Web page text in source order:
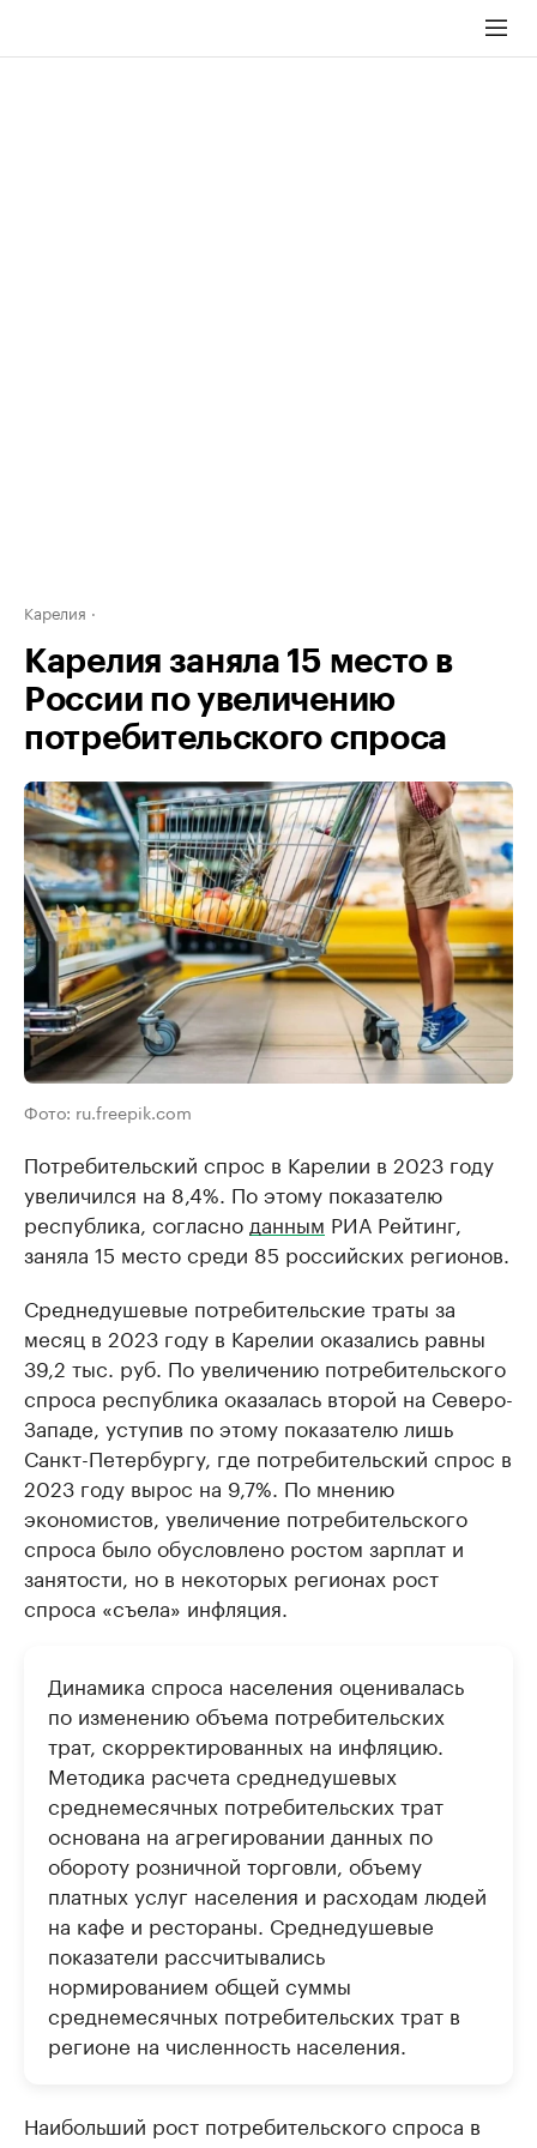
Карелия
Карелия заняла 15 место в
России по увеличению
потребительского спроса
Фото: ru.freepik.com
Потребительский спрос в Карелии в 2023 году
увеличился на 8,4%. По этому показателю
республика, согласно данным РИА Рейтинг,
заняла 15 место среди 85 российских регионов.
Среднедушевые потребительские траты за
месяц в 2023 году в Карелии оказались равны
39,2 тыс. руб. По увеличению потребительского
спроса республика оказалась второй на Северо-
Западе, уступив по этому показателю лишь
Санкт-Петербургу, где потребительский спрос в
2023 году вырос на 9,7%. По мнению
экономистов, увеличение потребительского
спроса было обусловлено ростом зарплат и
занятости, но в некоторых регионах рост
спроса «съела» инфляция.
Динамика спроса населения оценивалась
по изменению объема потребительских
трат, скорректированных на инфляцию.
Методика расчета среднедушевых
среднемесячных потребительских трат
основана на агрегировании данных по
обороту розничной торговли, объему
платных услуг населения и расходам людей
на кафе и рестораны. Среднедушевые
показатели рассчитывались
нормированием общей суммы
среднемесячных потребительских трат в
регионе на численность населения.
Наибольший рост потребительского спроса в